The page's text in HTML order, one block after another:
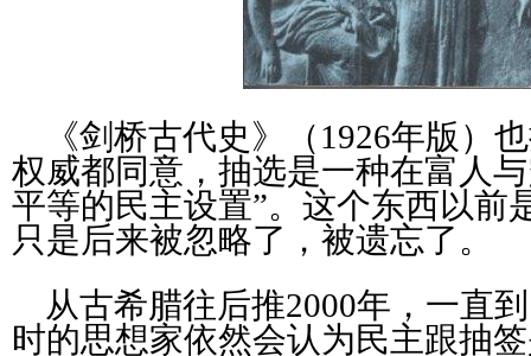
《剑桥古代史》（1926年版）
权威都同意，抽选是一种在富人
平等的民主设置”。这个东西以前
只是后来被忽略了，被遗忘了。
从古希腊往后推2000年，一直
时的思想家依然会认为民主跟抽